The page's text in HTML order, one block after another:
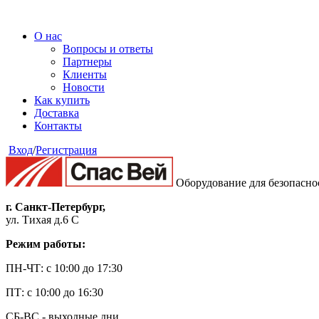
О нас
Вопросы и ответы
Партнеры
Клиенты
Новости
Как купить
Доставка
Контакты
Вход/Регистрация
Оборудование для
г. Санкт-Петербург,
ул. Тихая д.6 С
Режим работы:
ПН-ЧТ: с 10:00 до 17:30
ПТ: с 10:00 до 16:30
СБ-ВС - выходные дни